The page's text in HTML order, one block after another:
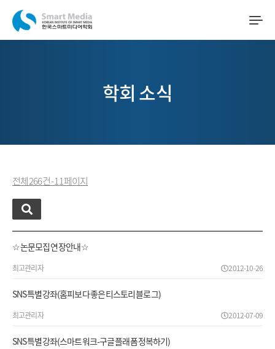
학회 소식
전체 266 건 - 11 페이지
☆ 논문모집 연장안내 ☆
최고관리자 2012-10-26
SNS 특별강좌(홈피보다 좋은 티스토리 블로그)
최고관리자 2012-07-09
SNS 특별강좌(스마트워크-구글 플래폼 정복하기)